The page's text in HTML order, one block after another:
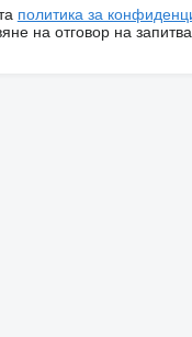
политика за
на отговор на